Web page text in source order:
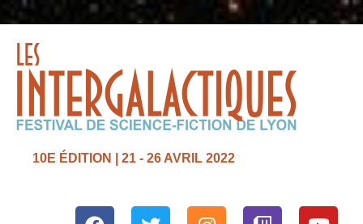
10E ÉDITION | 21 - 26 AVRIL 2022